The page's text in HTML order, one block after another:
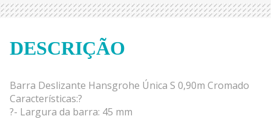
DESCRIÇÃO
Barra Deslizante Hansgrohe Única S 0,90m Cromado
Características:?
?- Largura da barra: 45 mm